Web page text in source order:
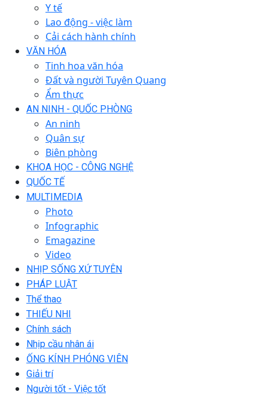
Y tế
Lao động - việc làm
Cải cách hành chính
VĂN HÓA
Tinh hoa văn hóa
Đất và người Tuyên Quang
Ẩm thực
AN NINH - QUỐC PHÒNG
An ninh
Quân sự
Biên phòng
KHOA HỌC - CÔNG NGHỆ
QUỐC TẾ
MULTIMEDIA
Photo
Infographic
Emagazine
Video
NHỊP SỐNG XỨ TUYÊN
PHÁP LUẬT
Thể thao
THIẾU NHI
Chính sách
Nhịp cầu nhân ái
ỐNG KÍNH PHÓNG VIÊN
Giải trí
Người tốt - Việc tốt